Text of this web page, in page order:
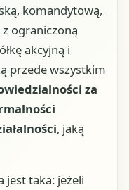
komandytową,
ograniczoną
akcyjną i
przede wszystkim
za
, jaką
jest taka: jeżeli